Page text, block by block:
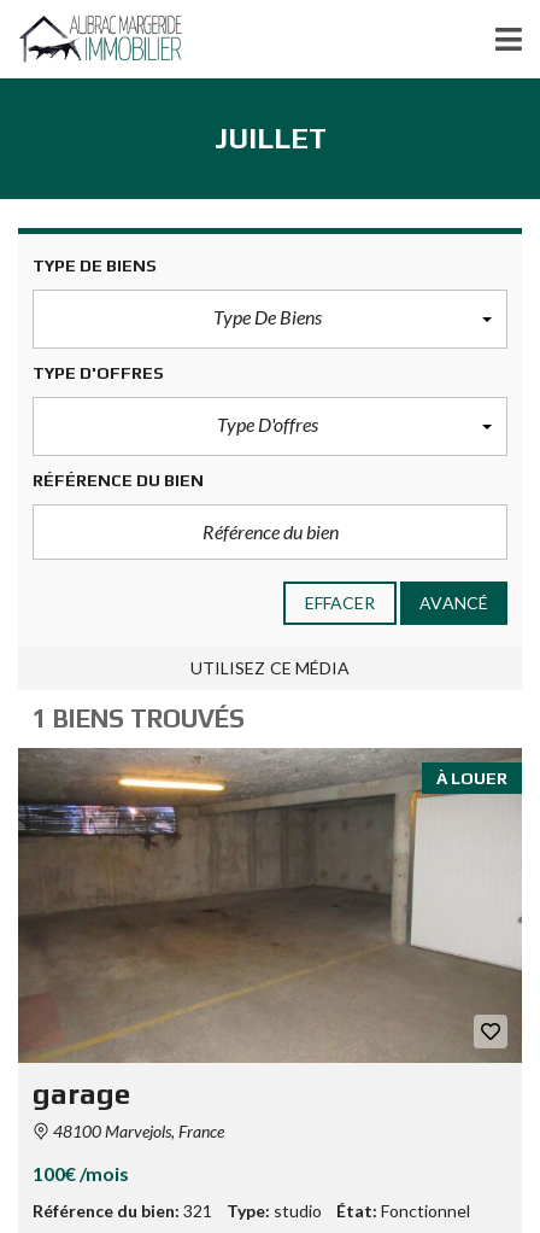
JUILLET
TYPE DE BIENS
Type De Biens
TYPE D'OFFRES
Type D'offres
RÉFÉRENCE DU BIEN
EFFACER AVANCÉ
UTILISEZ CE MÉDIA
1 BIENS TROUVÉS
À LOUER
garage
48100 Marvejols, France
100€ /mois
Référence du bien: 321 Type: studio État: Fonctionnel